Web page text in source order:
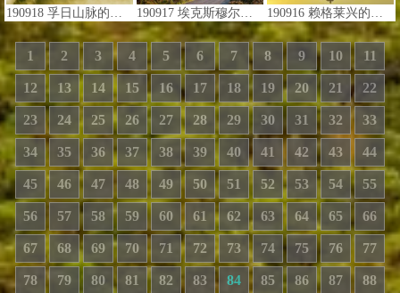
190918 孚日山脉的针叶林，法国 (© Radomir Jakubowski/Minden Pictures) 190917 埃克斯穆尔国家公园斯托克佩罗公地，英国英格兰 (© David Noton/Alamy) 190916 赖格莱兴的Wachsenburg城堡，德国图林根州 (© Raimund Linke/Masterfile)
1 2 3 4 5 6 7 8 9 10 11
12 13 14 15 16 17 18 19 20 21 22
23 24 25 26 27 28 29 30 31 32 33
34 35 36 37 38 39 40 41 42 43 44
45 46 47 48 49 50 51 52 53 54 55
56 57 58 59 60 61 62 63 64 65 66
67 68 69 70 71 72 73 74 75 76 77
78 79 80 81 82 83 84 85 86 87 88